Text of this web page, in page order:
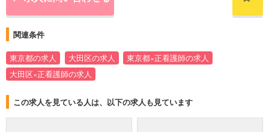
関連条件
東京都の求人 大田区の求人
東京都×正看護師の求人
大田区×正看護師の求人
この求人を見ている人は、以下の求人も見ています